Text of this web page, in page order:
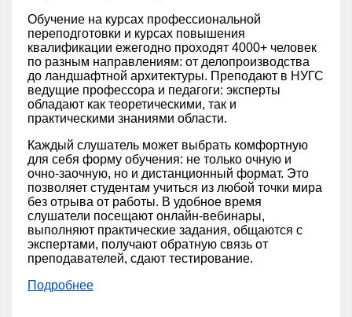
Обучение на курсах профессиональной
переподготовки и курсах повышения
квалификации ежегодно проходят 4000+ человек
по разным направлениям: от делопроизводства
до ландшафтной архитектуры. Преподают в НУГС
ведущие профессора и педагоги: эксперты
обладают как теоретическими, так и
практическими знаниями области.
Каждый слушатель может выбрать комфортную
для себя форму обучения: не только очную и
очно-заочную, но и дистанционный формат. Это
позволяет студентам учиться из любой точки мира
без отрыва от работы. В удобное время
слушатели посещают онлайн-вебинары,
выполняют практические задания, общаются с
экспертами, получают обратную связь от
преподавателей, сдают тестирование.
Подробнее